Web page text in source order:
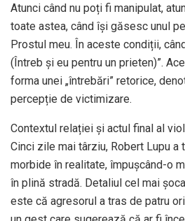
Atunci când nu poți fi manipulat,
toate astea, când își găsesc unul
Prostul meu. În aceste condiții,
(Întreb și eu pentru un prieten)”.
forma unei „întrebări” retorice,
percepție de victimizare.
Contextul relației și actul final al
Cinci zile mai târziu, Robert Lupu a
morbide în realitate, împușcând-o
în plină stradă. Detaliul cel mai
este că agresorul a tras de patru